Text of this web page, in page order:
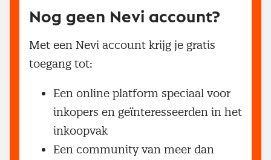
Nog geen Nevi account?
Met een Nevi account krijg je gratis
toegang tot:
Een online platform speciaal voor
inkopers en geïnteresseerden in het
inkoopvak
Een community van meer dan